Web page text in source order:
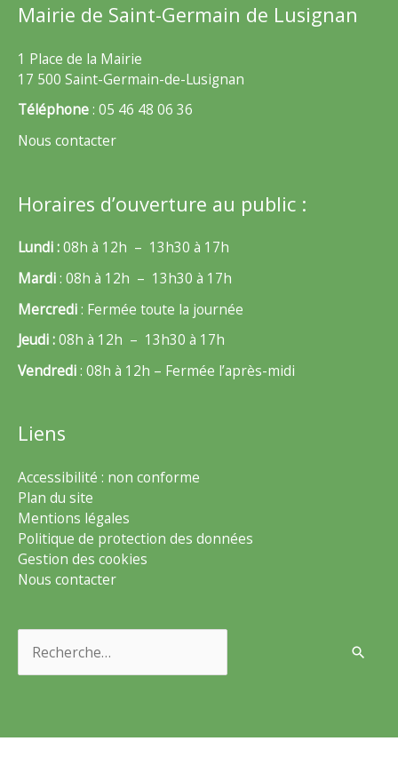
Mairie de Saint-Germain de Lusignan
1 Place de la Mairie
17 500 Saint-Germain-de-Lusignan
Téléphone: 05 46 48 06 36
Nous contacter
Horaires d’ouverture au public :
Lundi :08h à 12h – 13h30 à 17h
Mardi: 08h à 12h – 13h30 à 17h
Mercredi: Fermée toute la journée
Jeudi :08h à 12h – 13h30 à 17h
Vendredi: 08h à 12h – Fermée l’après-midi
Liens
Accessibilité : non conforme
Plan du site
Mentions légales
Politique de protection des données
Gestion des cookies
Nous contacter